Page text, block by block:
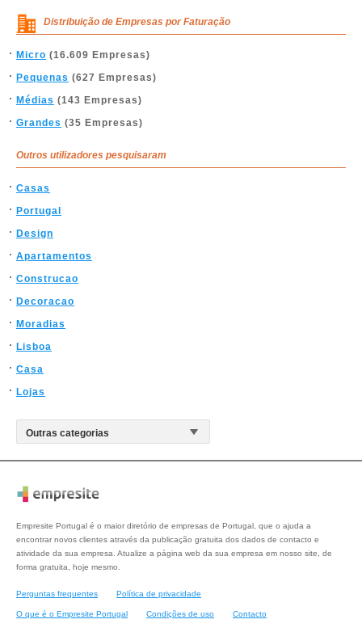
Distribuição de Empresas por Faturação
Micro (16.609 Empresas)
Pequenas (627 Empresas)
Médias (143 Empresas)
Grandes (35 Empresas)
Outros utilizadores pesquisaram
Casas
Portugal
Design
Apartamentos
Construcao
Decoracao
Moradias
Lisboa
Casa
Lojas
Empresite Portugal é o maior diretório de empresas de Portugal, que o ajuda a
encontrar novos clientes através da publicação gratuita dos dados de contacto e
atividade da sua empresa. Atualize a página web da sua empresa em nosso site, de
forma gratuita, hoje mesmo.
Perguntas frequentes Política de privacidade
O que é o Empresite Portugal Condições de uso Contacto